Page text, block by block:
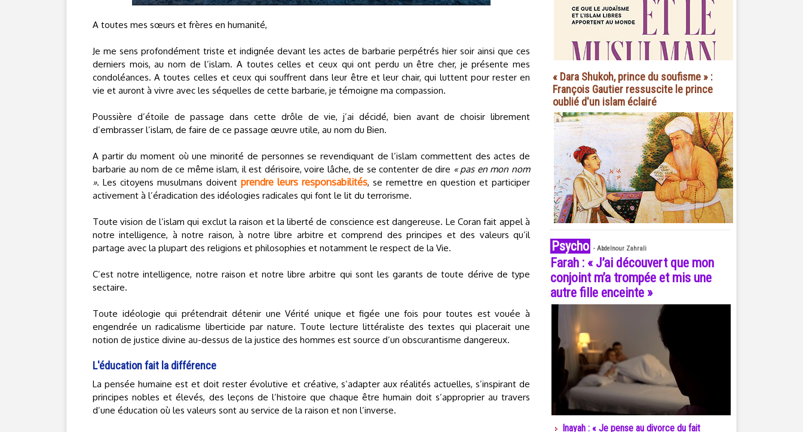
A toutes mes sœurs et frères en humanité,
Je me sens profondément triste et indignée devant les actes de barbarie perpétrés hier soir ainsi que ces
derniers mois, au nom de l’islam. A toutes celles et ceux qui ont perdu un être cher, je présente mes
condoléances. A toutes celles et ceux qui souffrent dans leur être et leur chair, qui luttent pour rester en
vie et auront à vivre avec les séquelles de cette barbarie, je témoigne ma compassion.
Poussière d’étoile de passage dans cette drôle de vie, j’ai décidé, bien avant de choisir librement
d’embrasser l’islam, de faire de ce passage œuvre utile, au nom du Bien.
A partir du moment où une minorité de personnes se revendiquant de l’islam commettent des actes de
barbarie au nom de ce même islam, il est dérisoire, voire lâche, de se contenter de dire « pas en mon nom
». Les citoyens musulmans doivent prendre leurs responsabilités, se remettre en question et participer
activement à l’éradication des idéologies radicales qui font le lit du terrorisme.
Toute vision de l’islam qui exclut la raison et la liberté de conscience est dangereuse. Le Coran fait appel à
notre intelligence, à notre raison, à notre libre arbitre et comprend des principes et des valeurs qu’il
partage avec la plupart des religions et philosophies et notamment le respect de la Vie.
C’est notre intelligence, notre raison et notre libre arbitre qui sont les garants de toute dérive de type
sectaire.
Toute idéologie qui prétendrait détenir une Vérité unique et figée une fois pour toutes est vouée à
engendrée un radicalisme liberticide par nature. Toute lecture littéraliste des textes qui placerait une
notion de justice divine au-dessus de la justice des hommes est source d’un obscurantisme dangereux.
L'éducation fait la différence
La pensée humaine est et doit rester évolutive et créative, s’adapter aux réalités actuelles, s’inspirant de
principes nobles et élevés, des leçons de l’histoire que chaque être humain doit s’approprier au travers
d’une éducation où les valeurs sont au service de la raison et non l’inverse.
« Dara Shukoh, prince du soufisme » :
François Gautier ressuscite le prince
oublié d'un islam éclairé
Psycho - Abdelnour Zahrali
Farah : « J’ai découvert que mon
conjoint m’a trompée et mis une
autre fille enceinte »
Inayah : « Je pense au divorce du fait